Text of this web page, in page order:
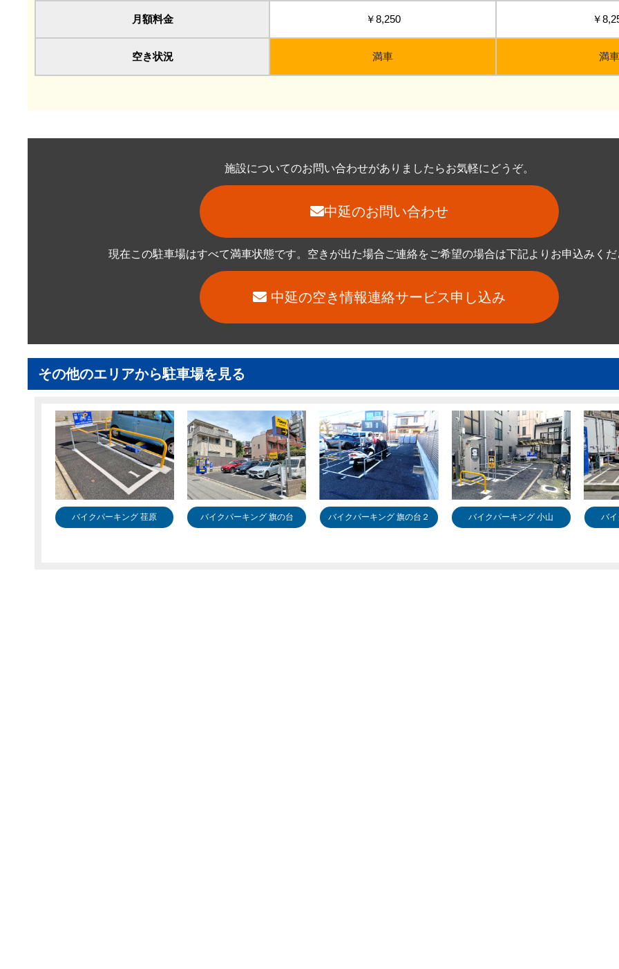
月額料金 ￥8,250 ￥
空き状況 満車 満車
施設についてのお問い合わせがありましたらお気軽にどうぞ。
中延のお問い合わせ
現在この駐車場はすべて満車状態です。空きが出た場合ご連絡をご希望の場合は下記よりお申込みくだ
中延の空き情報連絡サービス申し込み
その他のエリアから駐車場を見る
バイクパーキング 荏原 バイクパーキング 旗の台 バイクパーキング 旗の台２ バイクパーキング 小山 バ